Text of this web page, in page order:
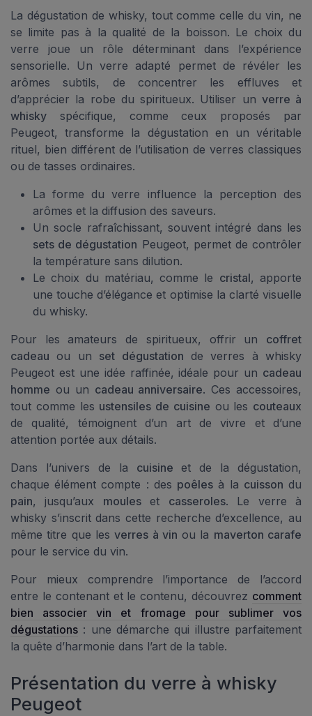
La dégustation de whisky, tout comme celle du vin, ne
se limite pas à la qualité de la boisson. Le choix du
verre joue un rôle déterminant dans l’expérience
sensorielle. Un verre adapté permet de révéler les
arômes subtils, de concentrer les effluves et
d’apprécier la robe du spiritueux. Utiliser un verre à
whisky spécifique, comme ceux proposés par
Peugeot, transforme la dégustation en un véritable
rituel, bien différent de l’utilisation de verres classiques
ou de tasses ordinaires.
La forme du verre influence la perception des
arômes et la diffusion des saveurs.
Un socle rafraîchissant, souvent intégré dans les
sets de dégustation Peugeot, permet de contrôler
la température sans dilution.
Le choix du matériau, comme le cristal, apporte
une touche d’élégance et optimise la clarté visuelle
du whisky.
Pour les amateurs de spiritueux, offrir un coffret
cadeau ou un set dégustation de verres à whisky
Peugeot est une idée raffinée, idéale pour un cadeau
homme ou un cadeau anniversaire. Ces accessoires,
tout comme les ustensiles de cuisine ou les couteaux
de qualité, témoignent d’un art de vivre et d’une
attention portée aux détails.
Dans l’univers de la cuisine et de la dégustation,
chaque élément compte : des poêles à la cuisson du
pain, jusqu’aux mouleset casseroles. Le verre à
whisky s’inscrit dans cette recherche d’excellence, au
même titre que lesverres à vin ou la maverton carafe
pour le service du vin.
Pour mieux comprendre l’importance de l’accord
entre le contenant et le contenu, découvrez comment
bien associer vin et fromage pour sublimer vos
dégustations : une démarche qui illustre parfaitement
la quête d’harmonie dans l’art de la table.
Présentation du verre à whisky
Peugeot